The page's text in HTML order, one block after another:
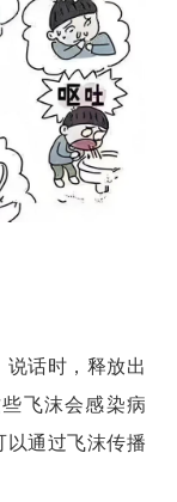
说话时，释放出
飞沫会感染病
以通过飞沫传播